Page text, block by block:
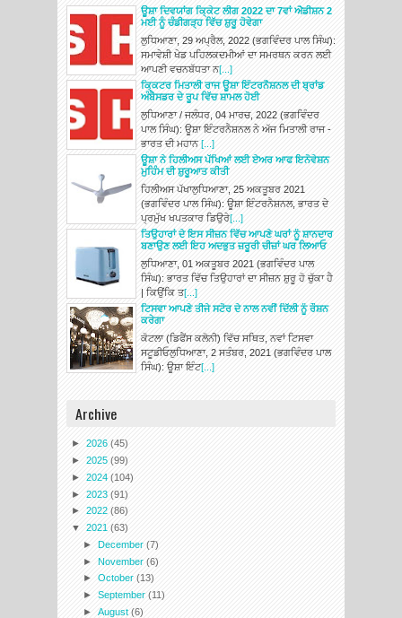
ਊਸ਼ਾ ਦਿਵਯਾਂਗ ਕਿ੍ਕੇਟ ਲੀਗ 2022 ਦਾ 7ਵਾਂ ਐਡੀਸ਼ਨ 2
ਮਈ ਨੂੰ ਚੰਡੀਗੜ੍ਹ ਵਿੱਚ ਸ਼ੁਰੂ ਹੋਵੇਗਾ
ਲੁਧਿਆਣਾ, 29 ਅਪ੍ਰੈਲ, 2022 (ਭਗਵਿੰਦਰ ਪਾਲ ਸਿੰਘ):
ਸਮਾਵੇਸ਼ੀ ਖੇਡ ਪਹਿਲਕਦਮੀਆਂ ਦਾ ਸਮਰਥਨ ਕਰਨ ਲਈ
ਆਪਣੀ ਵਚਨਬੱਧਤਾ ਨ[...]
ਕਿ੍ਕਟਰ ਮਿਤਾਲੀ ਰਾਜ ਊਸ਼ਾ ਇੰਟਰਨੈਸ਼ਨਲ ਦੀ ਬ੍ਰਾਂਡ
ਅੰਬੈਸਡਰ ਦੇ ਰੂਪ ਵਿੱਚ ਸ਼ਾਮਲ ਹੋਈ
ਲੁਧਿਆਣਾ / ਜਲੰਧਰ, 04 ਮਾਰਚ, 2022 (ਭਗਵਿੰਦਰ
ਪਾਲ ਸਿੰਘ): ਊਸ਼ਾ ਇੰਟਰਨੈਸ਼ਨਲ ਨੇ ਅੱਜ ਮਿਤਾਲੀ ਰਾਜ -
ਭਾਰਤ ਦੀ ਮਹਾਨ [...]
ਊਸ਼ਾ ਨੇ ਹਿਲੀਅਸ ਪੱਖਿਆਂ ਲਈ ਏਅਰ ਆਫ ਇਨੋਵੇਸ਼ਨ
ਮੁਹਿੰਮ ਦੀ ਸ਼ੁਰੂਆਤ ਕੀਤੀ
ਹਿਲੀਅਸ ਪੱਖਾਲੁਧਿਆਣਾ, 25 ਅਕਤੂਬਰ 2021
(ਭਗਵਿੰਦਰ ਪਾਲ ਸਿੰਘ): ਊਸ਼ਾ ਇੰਟਰਨੈਸ਼ਨਲ, ਭਾਰਤ ਦੇ
ਪ੍ਰਮੁੱਖ ਖਪਤਕਾਰ ਡਿਉਰੇ[...]
ਤਿਉਹਾਰਾਂ ਦੇ ਇਸ ਸੀਜ਼ਨ ਵਿੱਚ ਆਪਣੇ ਘਰਾਂ ਨੂੰ ਸ਼ਾਨਦਾਰ
ਬਣਾਉਣ ਲਈ ਇਹ ਅਦਭੁਤ ਜ਼ਰੂਰੀ ਚੀਜ਼ਾਂ ਘਰ ਲਿਆਓ
ਲੁਧਿਆਣਾ, 01 ਅਕਤੂਬਰ 2021 (ਭਗਵਿੰਦਰ ਪਾਲ
ਸਿੰਘ): ਭਾਰਤ ਵਿੱਚ ਤਿਉਹਾਰਾਂ ਦਾ ਸੀਜ਼ਨ ਸ਼ੁਰੂ ਹੋ ਚੁੱਕਾ ਹੈ
| ਕਿਉਂਕਿ ਤ[...]
ਟਿਸਵਾ ਆਪਣੇ ਤੀਜੇ ਸਟੋਰ ਦੇ ਨਾਲ ਨਵੀਂ ਦਿੱਲੀ ਨੂੰ ਰੌਸ਼ਨ
ਕਰੇਗਾ
ਕੋਟਲਾ (ਡਿਫੈਂਸ ਕਲੋਨੀ) ਵਿੱਚ ਸਥਿਤ, ਨਵਾਂ ਟਿਸਵਾ
ਸਟੂਡੀਓਲੁਧਿਆਣਾ, 2 ਸਤੰਬਰ, 2021 (ਭਗਵਿੰਦਰ ਪਾਲ
ਸਿੰਘ): ਊਸ਼ਾ ਇੰਟ[...]
Archive
► 2026 (45)
► 2025 (99)
► 2024 (104)
► 2023 (91)
► 2022 (86)
▼ 2021 (63)
►December(7)
►November(6)
►October(13)
►September(11)
►August(6)